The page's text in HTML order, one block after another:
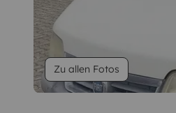
Zu allen Fotos